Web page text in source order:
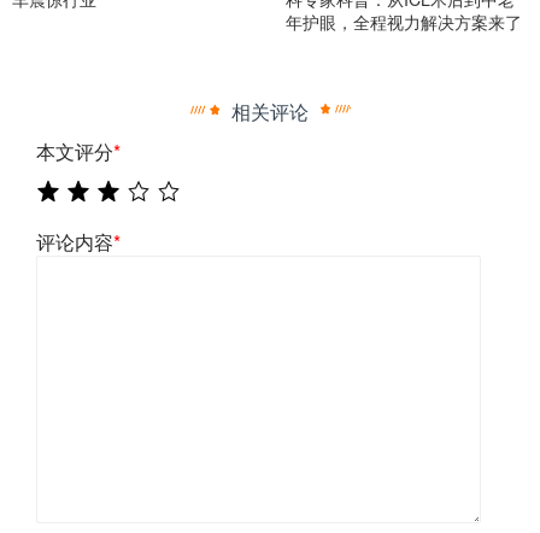
年护眼，全程视力解决方案来了
相关评论
本文评分*
评论内容*